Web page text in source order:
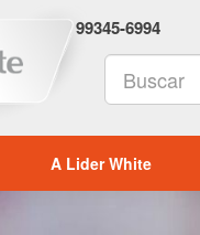
(011) 99345-6994
A Lider White